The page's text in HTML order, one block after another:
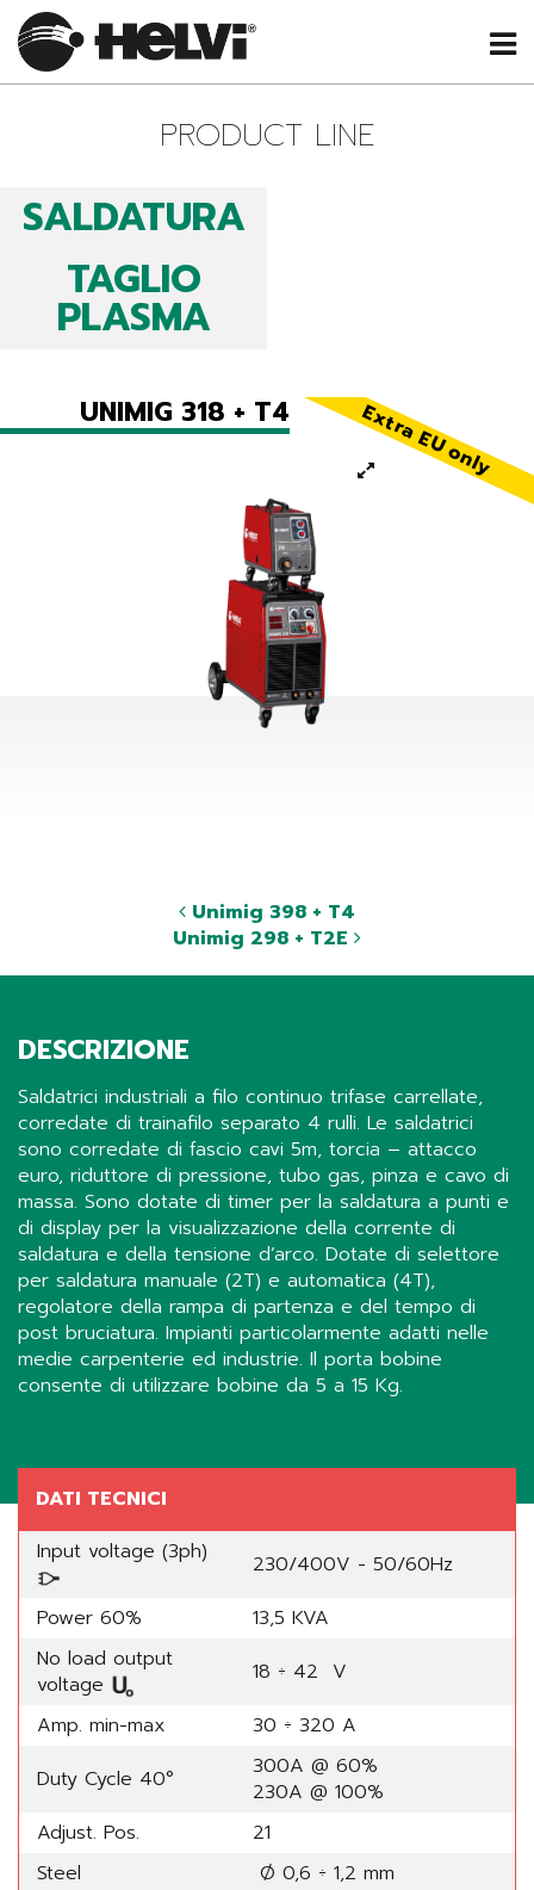
PRODUCT LINE
SALDATURA
TAGLIO
PLASMA
Extra EU only
UNIMIG 318 + T4
Unimig 398 + T4
Unimig 298 + T2E
DESCRIZIONE
Saldatrici industriali a filo continuo trifase carrellate,
corredate di trainafilo separato 4 rulli. Le saldatrici
sono corredate di fascio cavi 5m, torcia – attacco
euro, riduttore di pressione, tubo gas, pinza e cavo di
massa. Sono dotate di timer per la saldatura a punti e
di display per la visualizzazione della corrente di
saldatura e della tensione d’arco. Dotate di selettore
per saldatura manuale (2T) e automatica (4T),
regolatore della rampa di partenza e del tempo di
post bruciatura. Impianti particolarmente adatti nelle
medie carpenterie ed industrie. Il porta bobine
consente di utilizzare bobine da 5 a 15 Kg.
DATI TECNICI
Input voltage (3ph)
230/400V - 50/60Hz
Power 60%
13,5 KVA
No load output
voltage
18 ÷ 42 V
Amp. min-max
30 ÷ 320 A
Duty Cycle 40°
300A @ 60%
230A @ 100%
Adjust. Pos.
21
Steel
Ø 0,6 ÷ 1,2 mm